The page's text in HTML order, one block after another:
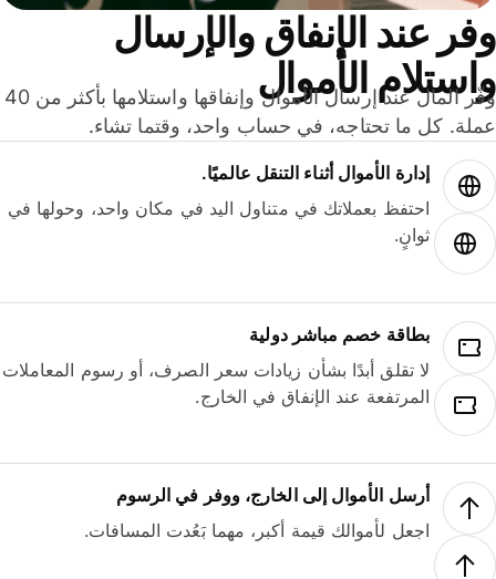
عند الإنفاق والإرسال
الأموال
وفّر المال عند إرسال الأموال وإنفاقها واستلامها بأكثر من 40
كل ما تحتاجه، في حساب واحد، وقتما تشاء.
إدارة الأموال أثناء التنقل عالميًا.
احتفظ بعملاتك في متناول اليد في مكان واحد، وحولها في
ثوانٍ.
بطاقة خصم مباشر دولية
لا تقلق أبدًا بشأن زيادات سعر الصرف، أو رسوم المعاملات
المرتفعة عند الإنفاق في الخارج.
أرسل الأموال إلى الخارج، ووفر في الرسوم
اجعل لأموالك قيمة أكبر، مهما بَعُدت المسافات.